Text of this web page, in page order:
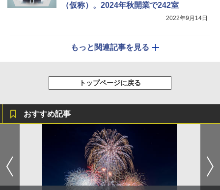
（仮称）。2024年秋開業で242室
2022年9月14日
もっと関連記事を見る
トップページに戻る
おすすめ記事